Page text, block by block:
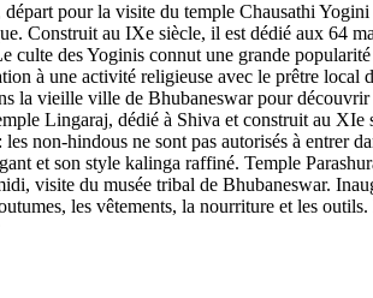
pour la visite du temple Chausathi
Construit au IXe siècle, il est dédié aux 64
culte des Yoginis connut une grande
à une activité religieuse avec le prêtre local
la vieille ville de Bhubaneswar pour
Lingaraj, dédié à Shiva et construit au
non-hindous ne sont pas autorisés à entrer
et son style kalinga raffiné. Temple
visite du musée tribal de Bhubaneswar.
les vêtements, la nourriture et les